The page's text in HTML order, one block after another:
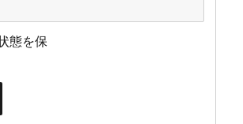
態を保